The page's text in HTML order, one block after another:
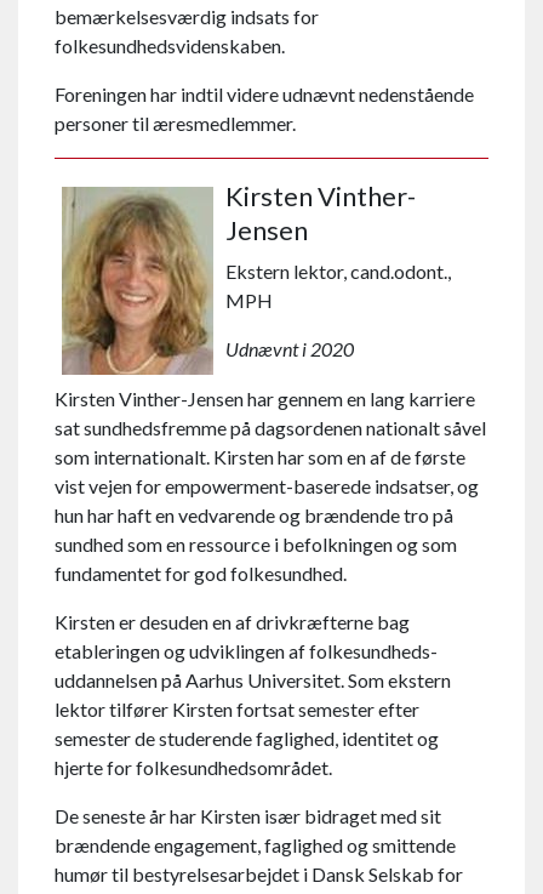
bemærkelsesværdig indsats for
folkesundhedsvidenskaben.
Foreningen har indtil videre udnævnt nedenstående
personer til æresmedlemmer.
Kirsten Vinther-
Jensen
Ekstern lektor, cand.odont.,
MPH
Udnævnt i 2020
Kirsten Vinther-Jensen har gennem en lang karriere
sat sundheds­fremme på dags­ordenen nationalt såvel
som internationalt. Kirsten har som en af de første
vist vejen for empowerment-baserede indsatser, og
hun har haft en vedvarende og brændende tro på
sundhed som en ressource i befolkningen og som
fundamentet for god folke­sundhed.
Kirsten er desuden en af driv­kræfterne bag
etableringen og udviklingen af folke­sundheds­
uddannelsen på Aarhus Universitet. Som ekstern
lektor tilfører Kirsten fortsat semester efter
semester de studerende faglighed, identitet og
hjerte for folke­sundheds­området.
De seneste år har Kirsten især bidraget med sit
brændende engagement, faglighed og smittende
humør til bestyrelses­arbejdet i Dansk Selskab for